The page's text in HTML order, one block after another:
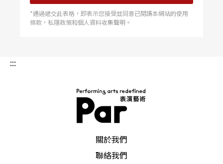
*通過遞交此表格，即表示您接受並同意已閱讀本網站的使用
條款，私隱政策和個人資料收集聲明。
:::
關於我們
聯絡我們